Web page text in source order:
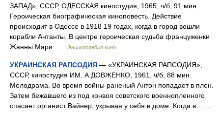
ЗАПАД», СССР, ОДЕССКАЯ киностудия, 1965, ч/б, 91 мин.
Героическая биографическая киноповесть. Действие
происходит в Одессе в 1918 19 годах, когда в город вошли
корабли Антанты. В центре героическая судьба француженки
Жанны Мари …
Энциклопедия кино
УКРАИНСКАЯ РАПСОДИЯ — «УКРАИНСКАЯ РАПСОДИЯ»,
СССР, киностудия ИМ. А.ДОВЖЕНКО, 1961, ч/б, 88 мин.
Мелодрама. Во время войны раненый Антон попадает в плен.
Затем бежавшего из под конвоя советского военнопленного
спасает органист Вайнер, укрывая у себя в доме. Когда в… …